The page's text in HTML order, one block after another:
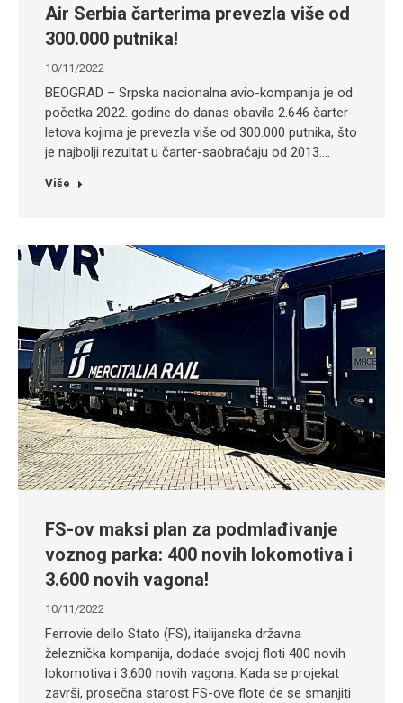
Air Serbia čarterima prevezla više od
300.000 putnika!
10/11/2022
BEOGRAD – Srpska nacionalna avio-kompanija je od
početka 2022. godine do danas obavila 2.646 čarter-
letova kojima je prevezla više od 300.000 putnika, što
je najbolji rezultat u čarter-saobraćaju od 2013.…
Više
FS-ov maksi plan za podmlađivanje
voznog parka: 400 novih lokomotiva i
3.600 novih vagona!
10/11/2022
Ferrovie dello Stato (FS), italijanska državna
železnička kompanija, dodaće svojoj floti 400 novih
lokomotiva i 3.600 novih vagona. Kada se projekat
završi, prosečna starost FS-ove flote će se smanjiti